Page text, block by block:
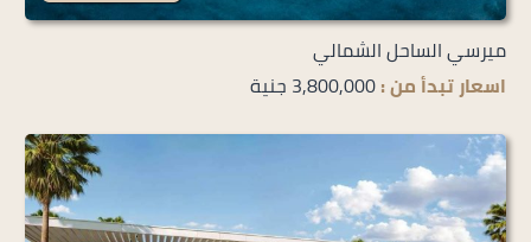
ميرسي الساحل الشمالي
اسعار تبدأ من :3,800,000 جنية